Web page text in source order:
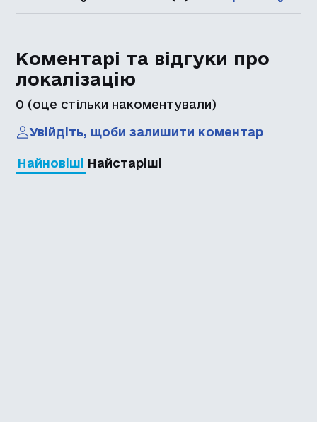
Коментарі та відгуки про
локалізацію
0 (оце стільки накоментували)
Увійдіть, щоби залишити коментар
Найновіші Найстаріші